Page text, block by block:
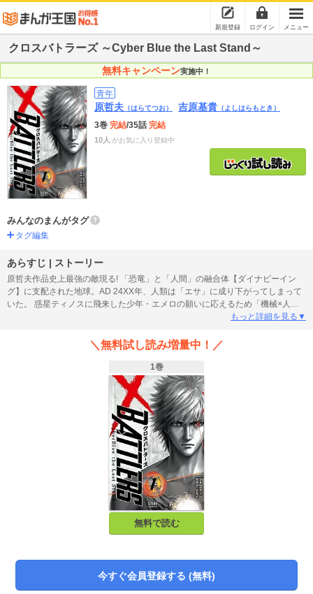
新規登録 ログイン メニュー
クロスバトラーズ ～Cyber Blue the Last Stand～
無料キャンペーン実施中！
青年
原哲夫 （はらてつお） 吉原基貴 （よしはらもとき）
3巻 完結/35話完結
10人 がお気に入り登録中
みんなのまんがタグ
タグ編集
あらすじ | ストーリー
原哲夫作品史上最強の敵現る! 「恐竜」と「人間」の融合体【ダイナビーイン
グ】に支配された地球。AD 24XX年、人類は「エサ」に成り下がってしまって
いた。 惑星ティノスに飛来した少年・エメロの願いに応えるため「機械×人
もっと詳細を見る▼
＼無料試し読み増量中！／
1巻
無料で読む
今すぐ会員登録する (無料)